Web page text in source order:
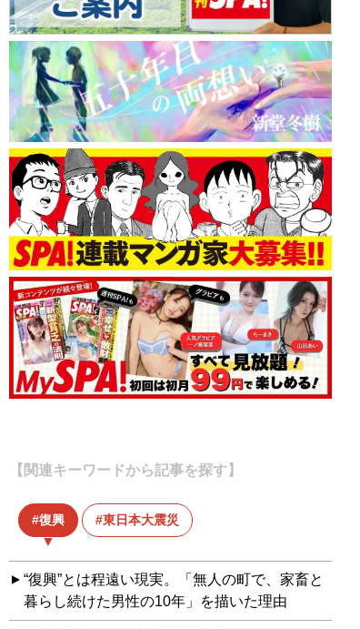
【関連キーワードから記事を探す】
復興 東日本大震災
“復興”とは程遠い現実。「無人の町で、家畜と
暮らし続けた男性の10年」を描いた理由